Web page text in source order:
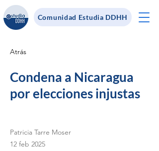
Comunidad Estudia DDHH
Atrás
Condena a Nicaragua
por elecciones injustas
Patricia Tarre Moser
12 feb 2025